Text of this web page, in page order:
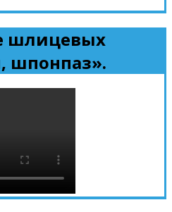
шлицевых
шпонпаз».